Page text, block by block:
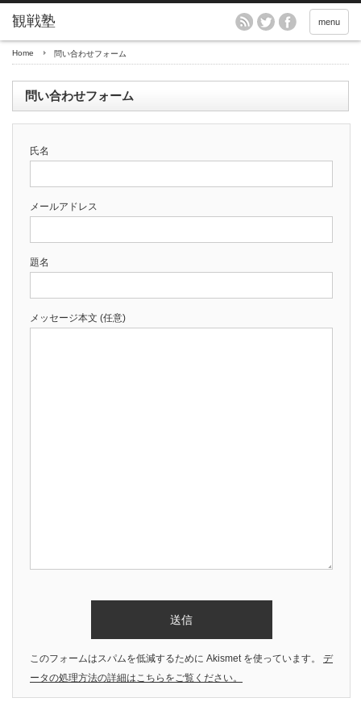
menu
Home 問い合わせフォーム
問い合わせフォーム
氏名
メールアドレス
題名
メッセージ本文 (任意)
このフォームはスパムを低減するために Akismet を使っています。 デ
ータの処理方法の詳細はこちらをご覧ください。